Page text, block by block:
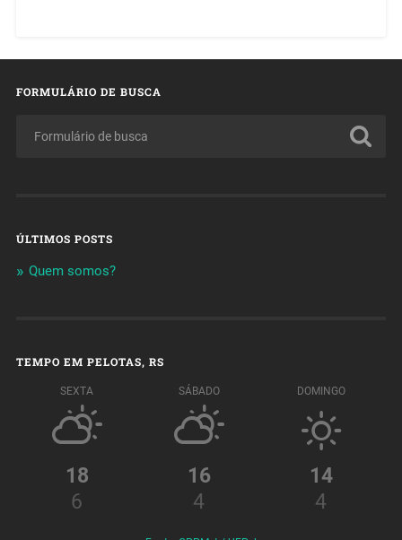
FORMULÁRIO DE BUSCA
ÚLTIMOS POSTS
Quem somos?
TEMPO EM PELOTAS, RS
SEXTA
18
6
SÁBADO
16
4
DOMINGO
14
4